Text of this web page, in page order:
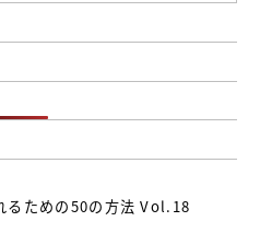
るための50の方法 Vol.18